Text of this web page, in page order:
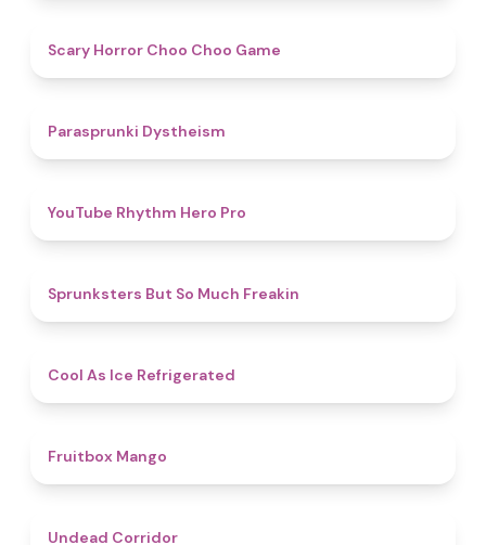
Scary Horror Choo Choo Game
Parasprunki Dystheism
YouTube Rhythm Hero Pro
Sprunksters But So Much Freakin
Cool As Ice Refrigerated
Fruitbox Mango
Undead Corridor